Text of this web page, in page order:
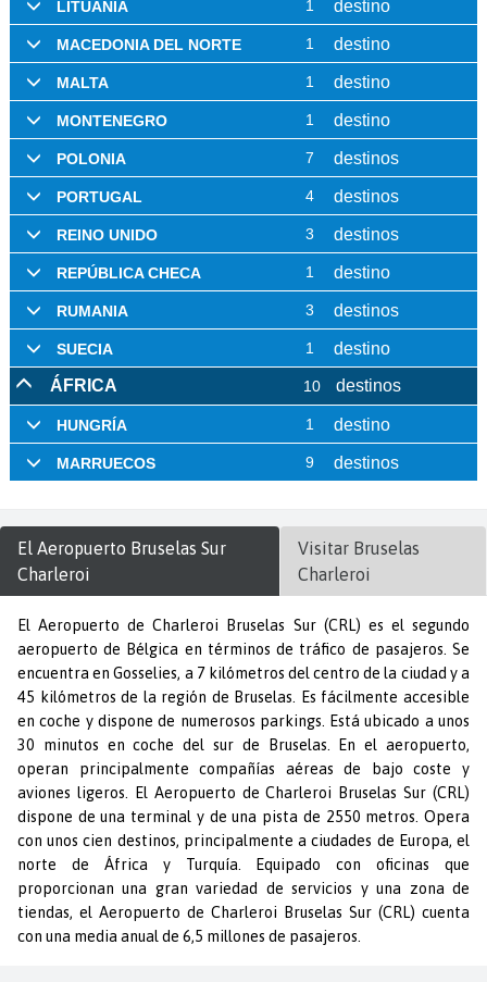
El Aeropuerto Bruselas Sur
Charleroi
Visitar Bruselas
Charleroi
El Aeropuerto de Charleroi Bruselas Sur (CRL) es el segundo
aeropuerto de Bélgica en términos de tráfico de pasajeros. Se
encuentra en Gosselies, a 7 kilómetros del centro de la ciudad y a
45 kilómetros de la región de Bruselas. Es fácilmente accesible
en coche y dispone de numerosos parkings. Está ubicado a unos
30 minutos en coche del sur de Bruselas. En el aeropuerto,
operan principalmente compañías aéreas de bajo coste y
aviones ligeros. El Aeropuerto de Charleroi Bruselas Sur (CRL)
dispone de una terminal y de una pista de 2550 metros. Opera
con unos cien destinos, principalmente a ciudades de Europa, el
norte de África y Turquía. Equipado con oficinas que
proporcionan una gran variedad de servicios y una zona de
tiendas, el Aeropuerto de Charleroi Bruselas Sur (CRL) cuenta
con una media anual de 6,5 millones de pasajeros.